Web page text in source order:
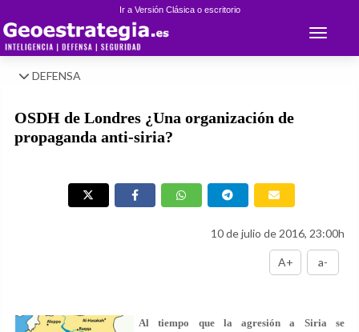
Ir a Versión Clásica o escritorio
Toggle
DEFENSA
OSDH de Londres ¿Una organización de
propaganda anti-siria?
10 de julio de 2016, 23:00h
A+ a-
Al tiempo que la agresión a Siria se